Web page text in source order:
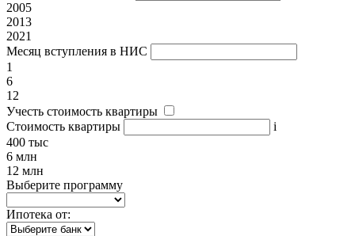
2005
2013
2021
Месяц вступления в НИС
1
6
12
Учесть стоимость квартиры
Стоимость квартиры
i
400 тыс
6 млн
12 млн
Выберите программу
Ипотека от: